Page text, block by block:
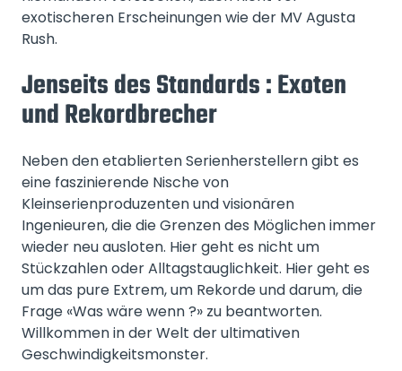
exotischeren Erscheinungen wie der MV Agusta
Rush.
Jenseits des Standards : Exoten
und Rekordbrecher
Neben den etablierten Serienherstellern gibt es
eine faszinierende Nische von
Kleinserienproduzenten und visionären
Ingenieuren, die die Grenzen des Möglichen immer
wieder neu ausloten. Hier geht es nicht um
Stückzahlen oder Alltagstauglichkeit. Hier geht es
um das pure Extrem, um Rekorde und darum, die
Frage «Was wäre wenn ?» zu beantworten.
Willkommen in der Welt der ultimativen
Geschwindigkeitsmonster.